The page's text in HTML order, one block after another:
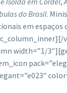
do Brasil.
em espaços
width=”1/